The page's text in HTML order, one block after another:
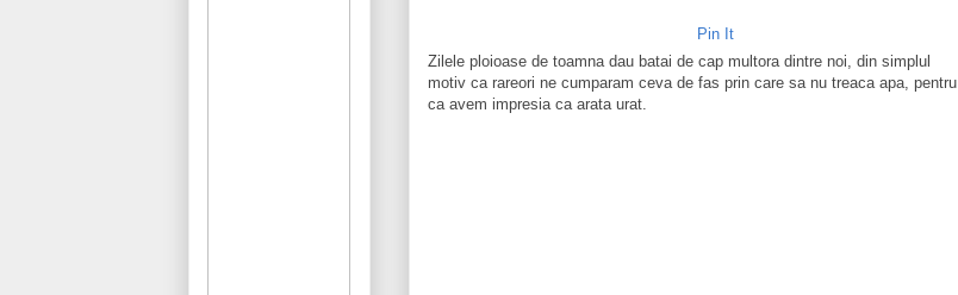
Pin It
Zilele ploioase de toamna dau batai de cap multora dintre noi, din simplul
motiv ca rareori ne cumparam ceva de fas prin care sa nu treaca apa, pentru
ca avem impresia ca arata urat.